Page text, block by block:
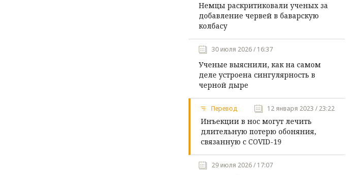
Немцы раскритиковали ученых за
добавление червей в баварскую
колбасу
30 июля 2026 / 16:37
Ученые выяснили, как на самом
деле устроена сингулярность в
черной дыре
Перевод 12 января 2023 / 23:22
Инъекции в нос могут лечить
длительную потерю обоняния,
связанную с COVID-19
29 июля 2026 / 17:07